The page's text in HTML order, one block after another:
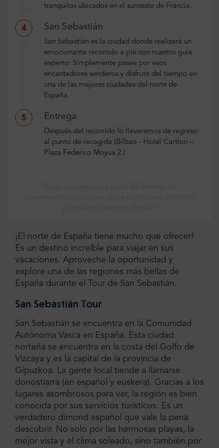
tranquilos ubicados en el suroeste de Francia.
4 San Sebastián
San Sebastián es la ciudad donde realizará un
emocionante recorrido a pie con nuestro guía
experto. Simplemente pasee por esos
encantadores senderos y disfrute del tiempo en
una de las mejores ciudades del norte de
España.
5 Entrega
Después del recorrido lo llevaremos de regreso
al punto de recogida (Bilbao - Hotel Cartlon –
Plaza Federico Moyua 2.)
¡El norte de España tiene mucho que ofrecer!
Es un destino increíble para viajar en sus
vacaciones. Aproveche la oportunidad y
explore una de las regiones más bellas de
España durante el Tour de San Sebastián.
San Sebastián Tour
San Sebastián se encuentra en la Comunidad
Autónoma Vasca en España. Esta ciudad
norteña se encuentra en la costa del Golfo de
Vizcaya y es la capital de la provincia de
Gipuzkoa. La gente local tiende a llamarse
donostiarra (en español y euskera). Gracias a los
lugares asombrosos para ver, la región es bien
conocida por sus servicios turísticos. Es un
verdadero dimond español que vale la pena
descubrir. No solo por las hermosas playas, la
mejor vista y el clima soleado, sino también por